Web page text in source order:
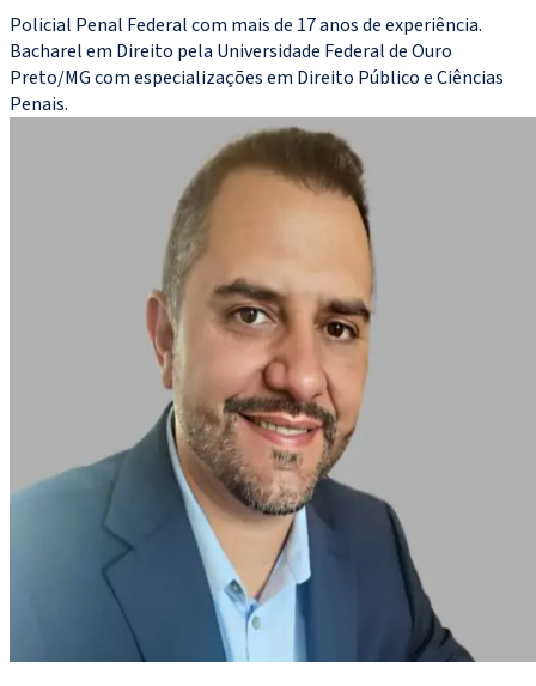
Policial Penal Federal com mais de 17 anos de experiência.
Bacharel em Direito pela Universidade Federal de Ouro
Preto/MG com especializações em Direito Público e Ciências
Penais.